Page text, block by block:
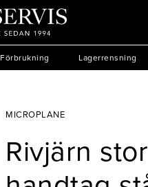
Förbrukning Lagerrensning
MICROPLANE
Rivjärn